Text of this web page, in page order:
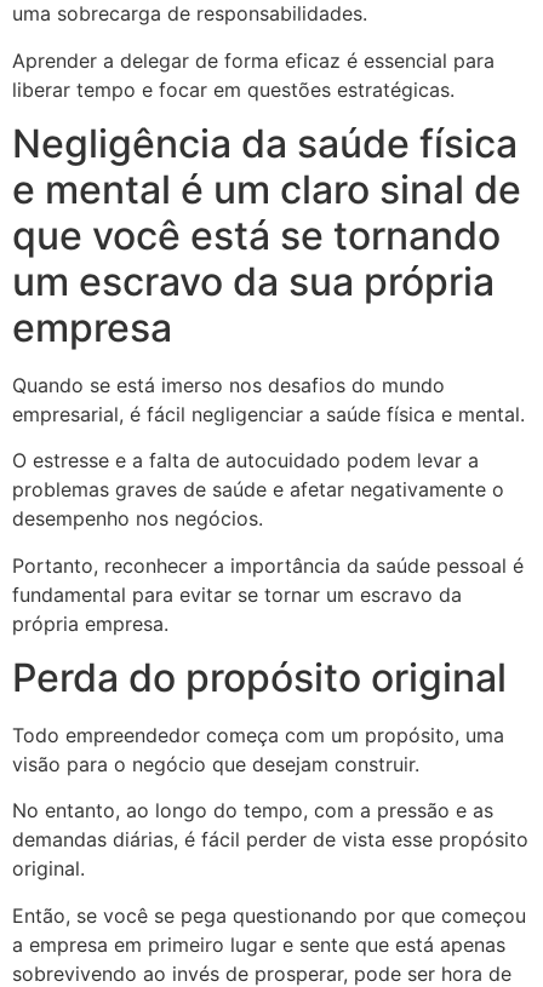
uma sobrecarga de responsabilidades.
Aprender a delegar de forma eficaz é essencial para
liberar tempo e focar em questões estratégicas.
Negligência da saúde física
e mental é um claro sinal de
que você está se tornando
um escravo da sua própria
empresa
Quando se está imerso nos desafios do mundo
empresarial, é fácil negligenciar a saúde física e mental.
O estresse e a falta de autocuidado podem levar a
problemas graves de saúde e afetar negativamente o
desempenho nos negócios.
Portanto, reconhecer a importância da saúde pessoal é
fundamental para evitar se tornar um escravo da
própria empresa.
Perda do propósito original
Todo empreendedor começa com um propósito, uma
visão para o negócio que desejam construir.
No entanto, ao longo do tempo, com a pressão e as
demandas diárias, é fácil perder de vista esse propósito
original.
Então, se você se pega questionando por que começou
a empresa em primeiro lugar e sente que está apenas
sobrevivendo ao invés de prosperar, pode ser hora de